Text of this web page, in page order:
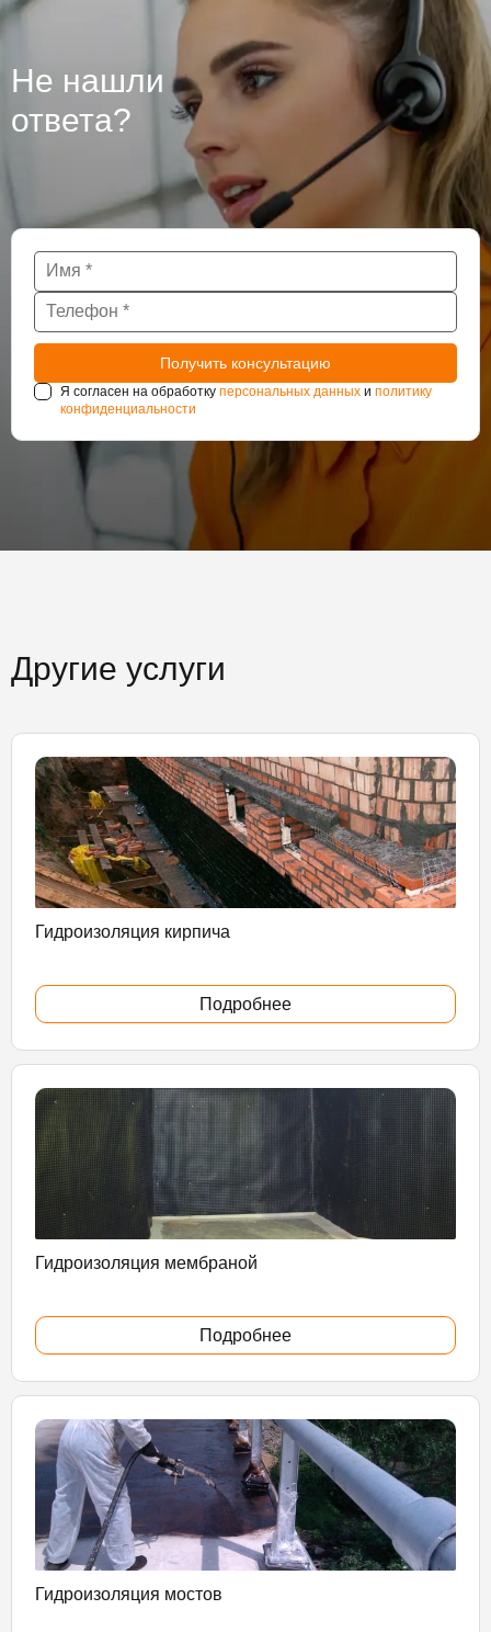
гидроизоляцию бетона, из которого они сделаны, так
как при проведении работ могут использоваться
различные технологии. Крупные подземные
сооружения такие как тоннели и паркинги также
нуждаются в постоянном наблюдении за
состоянием гидроизоляции.
Не нашли
ответа?
Я согласен на обработку персональных данных и политику
конфиденциальности
Другие услуги
Гидроизоляция кирпича
Подробнее
Гидроизоляция мембраной
Подробнее
Гидроизоляция мостов